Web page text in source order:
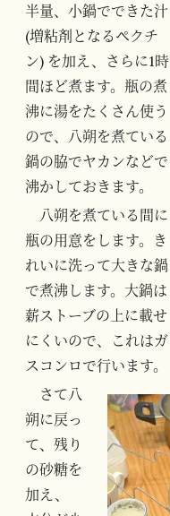
半量、小鍋でできた汁
(増粘剤となるペクチ
ン) を加え、さらに1時
間ほど煮ます。瓶の煮
沸に湯をたくさん使う
ので、八朔を煮ている
鍋の脇でヤカンなどで
沸かしておきます。
八朔を煮ている間に
瓶の用意をします。き
れいに洗って大きな鍋
で煮沸します。大鍋は
薪ストーブの上に載せ
にくいので、これはガ
スコンロで行います。
さて八
朔に戻っ
て、残り
の砂糖を
加え、